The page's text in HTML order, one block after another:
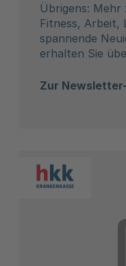
Übrigens: Mehr
Fitness, Arbeit,
spannende
erhalten Sie
Zur